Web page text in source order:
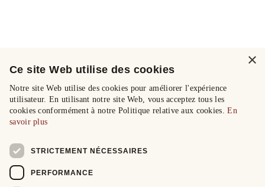
×
Ce site Web utilise des cookies
Notre site Web utilise des cookies pour améliorer l'expérience
utilisateur. En utilisant notre site Web, vous acceptez tous les
cookies conformément à notre Politique relative aux cookies.En
savoir plus
STRICTEMENT NÉCESSAIRES
PERFORMANCE